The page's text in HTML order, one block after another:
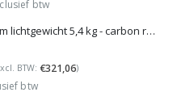
btw
Homecare premium lichtgewicht 5,4 kg - carbon rollator - 150 kg draaggewicht - Opvouwbaar - Groen - incl stokhouder
BTW: €321,06)
btw